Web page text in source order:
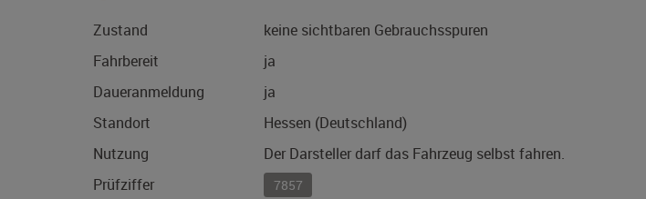
Zustand
keine sichtbaren Gebrauchsspuren
Fahrbereit
ja
Daueranmeldung
ja
Standort
Hessen (Deutschland)
Nutzung
Der Darsteller darf das Fahrzeug selbst fahren.
Prüfziffer
7857